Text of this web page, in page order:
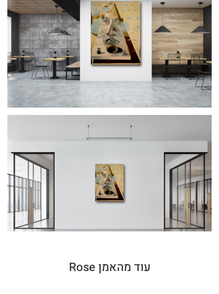
עוד מהאמן Rose